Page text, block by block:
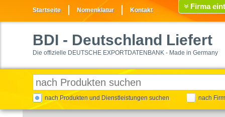
Startseite Nomenklatur Kontakt Firma
BDI - Deutschland Liefert
Die offizielle DEUTSCHE EXPORTDATENBANK - Made in Germany
nach Produkten und Dienstleistungen suchen nach